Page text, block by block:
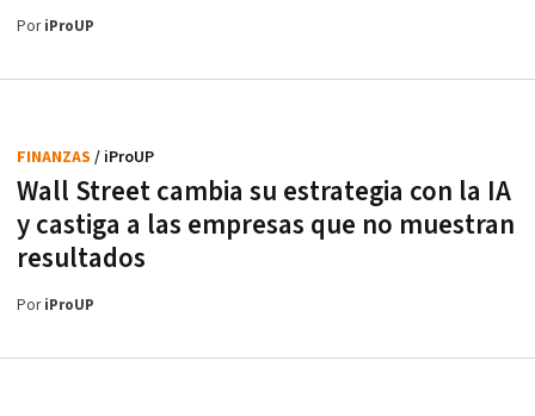
PoriProUP
Wall Street cambia su estrategia con la IA
y castiga a las empresas que no muestran
resultados
FINANZAS / iProUP
PoriProUP